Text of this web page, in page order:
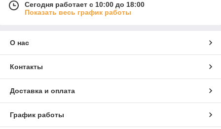
Сегодня работает с 10:00 до 18:00
Показать весь график работы
О нас
Контакты
Доставка и оплата
График работы